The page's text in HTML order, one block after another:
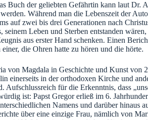
Buch der geliebten Gefährtin kann laut Dr.
Während man die Lebenszeit der
auf zwei bis drei Generationen nach
Leben und Sterben entstanden
aus erster Hand schenken. Einen
die Ohren hatte zu hören und die hörte.
von Magdala in Geschichte und Kunst von
einerseits in der orthodoxen Kirche und
für die Erkenntnis, dass
ist: Papst Gregor erließ im 6.
Namens und darüber hinaus
über eine einzige Frau, nämlich von